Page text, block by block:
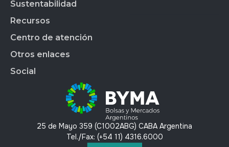
Indices
Soluciones Tecnológicas
OMS
Anima
BYMADATA
BYMA DIGITAL
Gobierno Corporativo
Acción de BYMA
Hechos Relevantes
Calendario Anual de RI
Grupo BYMA
Nuestra gente
Trabajá en BYMA
APLICAR
BYMA VENTURES
Sustentabilidad
Reportes
Gestión Interna
Índice de Sustentabilidad
Panel de Bonos SVS
Panel de Bonos VS
Mercado Voluntario de Carbono
Recursos
BYMA Newsroom
Kit de Prensa BYMA
Centro de atención
Contacto
Preguntas Frecuentes
Otros enlaces
T´érminos y condiciones
Política de privacidad y protección de datos
Social
Youtube25 de Mayo 359 (C1002ABG) CABA Argentina
Tel./Fax: (+54 11) 4316.6000